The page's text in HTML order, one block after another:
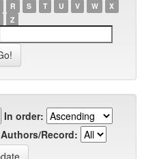
R S T U V W
X
Z
In order:
Authors/Record: